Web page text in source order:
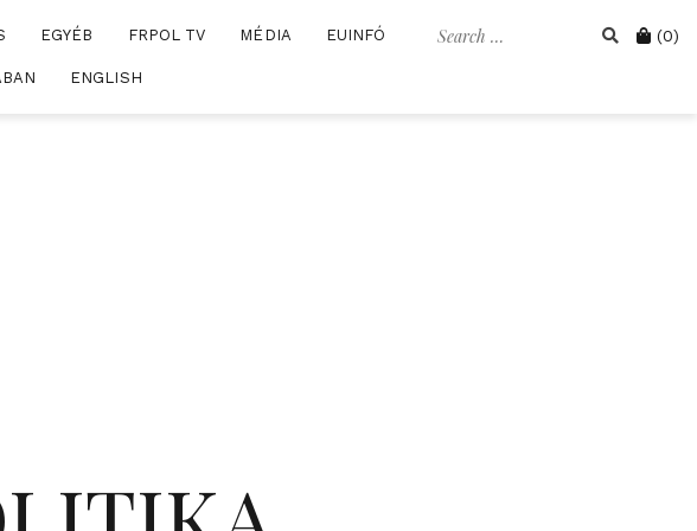
Search Cart
(0)
EGYÉB FRPOL TV MÉDIA EUINFÓ
ENGLISH